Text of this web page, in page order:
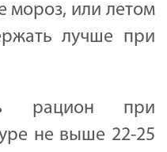
мороз, или летом
лучше при
рацион при
не выше 22-25